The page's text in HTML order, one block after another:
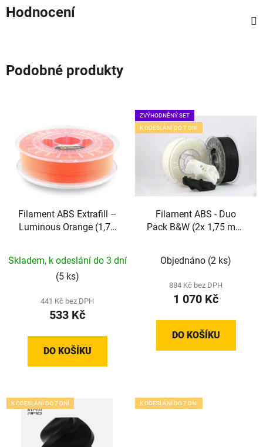
Hodnocení
Podobné produkty
Filament ABS Extrafill –
Luminous Orange (1,75
Skladem, k odeslání do 3 dní
(5 ks)
441 Kč bez DPH
533 Kč
DO KOŠÍKU
ZVÝHODNĚNÝ SET
K ODESLÁNÍ DO 7 DNÍ
Filament ABS - Duo
Pack B&W (2x 1,75 mm;
Objednáno (2 ks)
884 Kč bez DPH
1 070 Kč
DO KOŠÍKU
K ODESLÁNÍ DO 7 DNÍ K ODESLÁNÍ DO 7 DNÍ